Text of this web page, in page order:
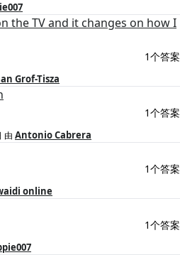
the TV and it changes on how I
1个答案
Grof-Tisza
1个答案
由 Antonio Cabrera
1个答案
online
1个答案